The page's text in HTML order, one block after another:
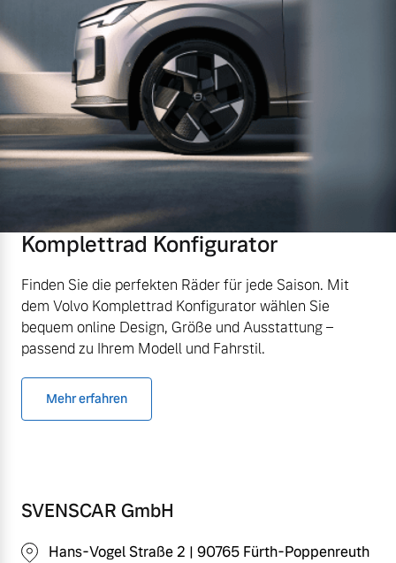
Komplettrad Konfigurator
Finden Sie die perfekten Räder für jede Saison. Mit
dem Volvo Komplettrad Konfigurator wählen Sie
bequem online Design, Größe und Ausstattung –
passend zu Ihrem Modell und Fahrstil.
Mehr erfahren
SVENSCAR GmbH
Hans-Vogel Straße 2 | 90765 Fürth-Poppenreuth